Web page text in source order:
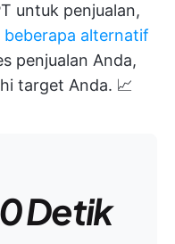
untuk penjualan,
beberapa alternatif
penjualan Anda,
target Anda. 📈
Detik